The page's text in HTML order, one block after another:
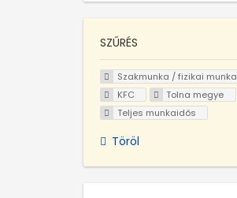
SZŰRÉS
Szakmunka / fizikai munka
KFC
Tolna megye
Teljes munkaidős
Töröl